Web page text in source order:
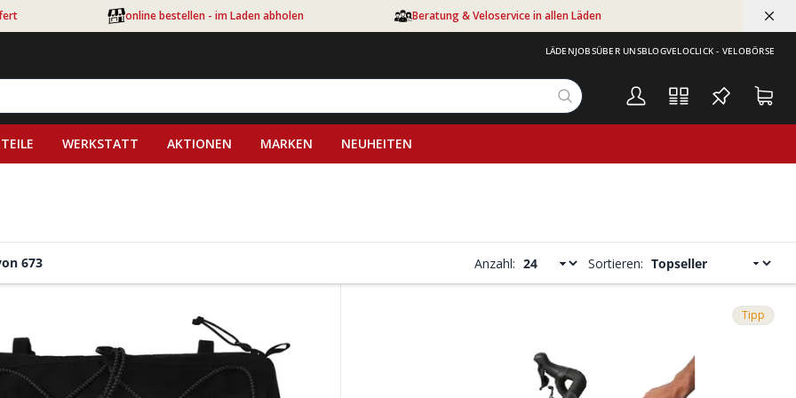
online bestellen - im Laden abholen Beratung & Veloservice in allen Läden
LÄDENJOBSÜBER UNSBLOGVELOCLICK - VELOBÖRSE
WERKSTATT AKTIONEN MARKEN NEUHEITEN
673 Anzahl: Sortieren:
Tipp